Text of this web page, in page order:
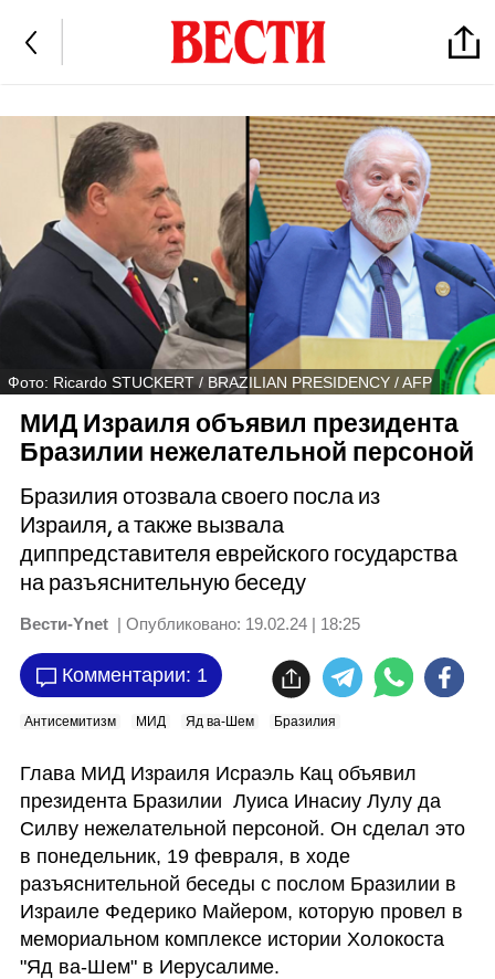
Фото: Ricardo STUCKERT / BRAZILIAN PRESIDENCY / AFP
МИД Израиля объявил президента
Бразилии нежелательной персоной
Бразилия отозвала своего посла из
Израиля, а также вызвала
диппредставителя еврейского государства
на разъяснительную беседу
Вести-Ynet | Опубликовано: 19.02.24 | 18:25
Комментарии: 1
Антисемитизм МИД Яд ва-Шем Бразилия
Глава МИД Израиля Исраэль Кац объявил
президента Бразилии  Луиса Инасиу Лулу да
Силву нежелательной персоной. Он сделал это
в понедельник, 19 февраля, в ходе
разъяснительной беседы с послом Бразилии в
Израиле Федерико Майером, которую провел в
мемориальном комплексе истории Холокоста
"Яд ва-Шем" в Иерусалиме.